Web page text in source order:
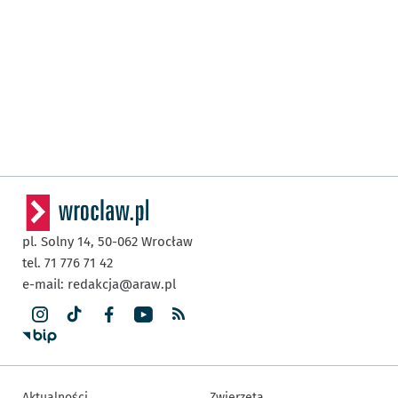
pl. Solny 14, 50-062 Wrocław
tel. 71 776 71 42
e-mail: redakcja@araw.pl